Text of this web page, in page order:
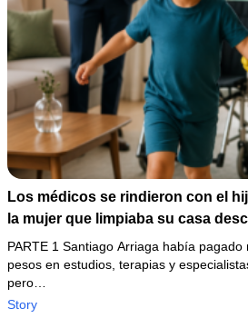
Los médicos se rindieron con el
la mujer que limpiaba su casa
nadie quiso escuchar.
PARTE 1 Santiago Arriaga había
pesos en estudios, terapias y
pero…
Story